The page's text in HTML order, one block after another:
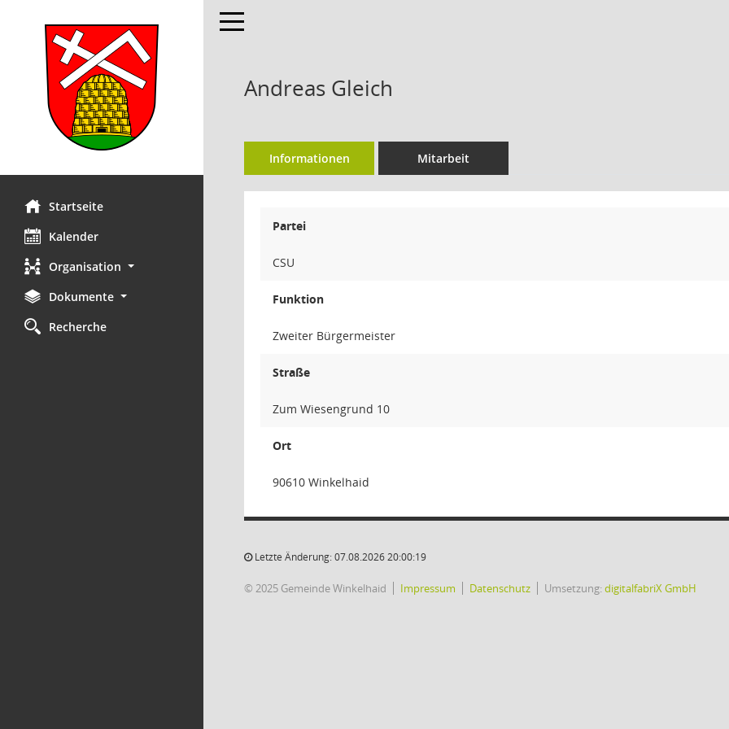
Startseite
Kalender
Organisation
Dokumente
Recherche
Toggle navigation
Andreas Gleich
Informationen Mitarbeit
Partei
CSU
Funktion
Zweiter Bürgermeister
Straße
Zum Wiesengrund 10
Ort
90610 Winkelhaid
Letzte Änderung: 07.08.2026 20:00:19
© 2025 Gemeinde Winkelhaid Impressum Datenschutz Umsetzung:digitalfabriX GmbH